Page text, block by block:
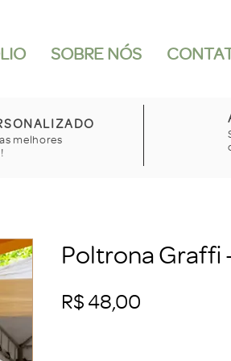
SOBRE NÓS
melhores
Poltrona Graffi
R$ 48,00